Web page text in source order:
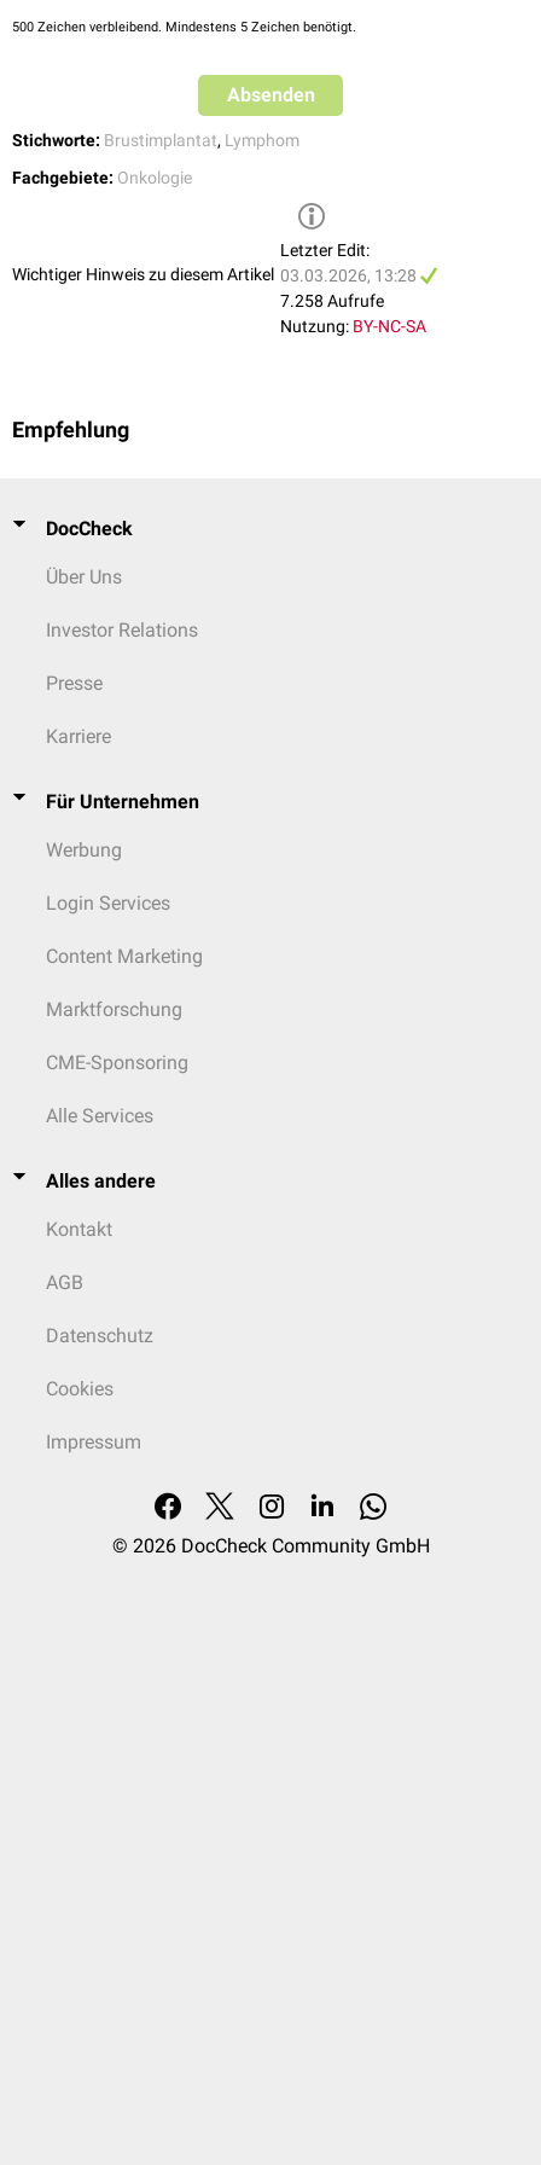
PMID: 32694446; PMCID: PMC8336676.
500 Zeichen verbleibend. Mindestens 5 Zeichen benötigt.
Absenden
Stichworte: Brustimplantat, Lymphom
Fachgebiete: Onkologie
Wichtiger Hinweis zu diesem Artikel
Letzter Edit:
03.03.2026, 13:28
7.258 Aufrufe
Nutzung: BY-NC-SA
Empfehlung
DocCheck
Über Uns
Investor Relations
Presse
Karriere
Für Unternehmen
Werbung
Login Services
Content Marketing
Marktforschung
CME-Sponsoring
Alle Services
Alles andere
Kontakt
AGB
Datenschutz
Cookies
Impressum
© 2026 DocCheck Community GmbH